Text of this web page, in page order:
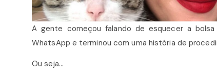
A gente começou falando de esquecer a
WhatsApp e terminou com uma história de
Ou seja…